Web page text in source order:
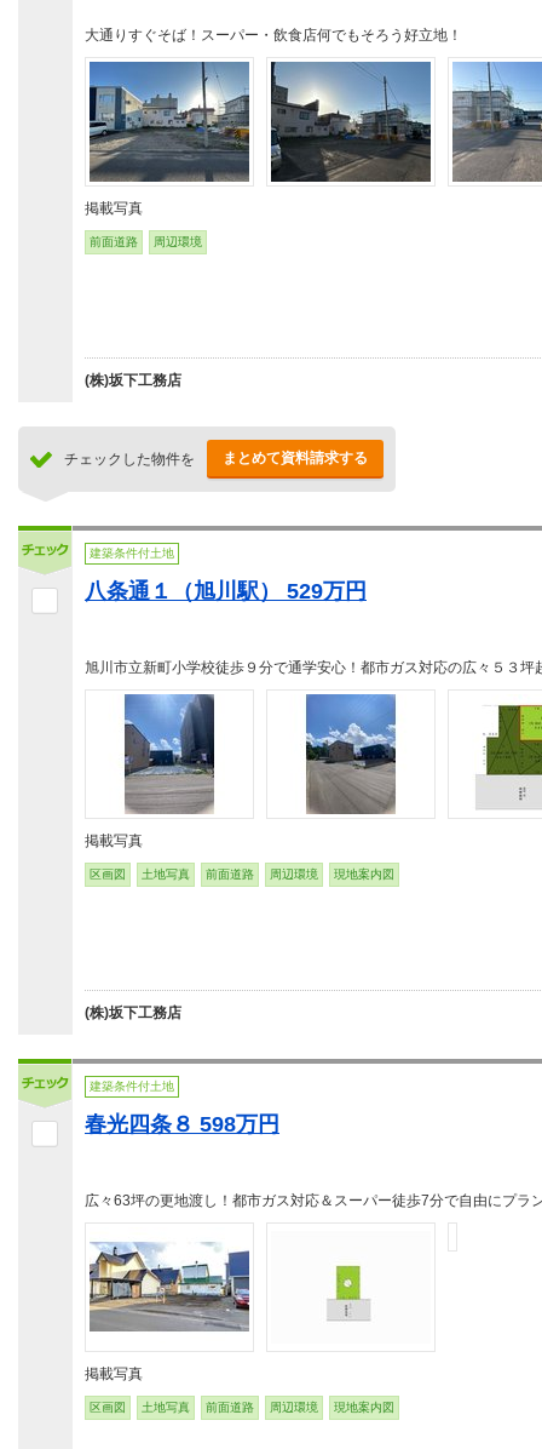
大通りすぐそば！スーパー・飲食店何でもそろう好立地！
掲載写真
前面道路 周辺環境
(株)坂下工務店
チェックした物件を まとめて資料請求する
建築条件付土地
八条通１（旭川駅） 529万円
旭川市立新町小学校徒歩９分で通学安心！都市ガス対応の広々５３
掲載写真
区画図 土地写真 前面道路 周辺環境 現地案内図
(株)坂下工務店
建築条件付土地
春光四条８ 598万円
広々63坪の更地渡し！都市ガス対応＆スーパー徒歩7分で自由にプラ
掲載写真
区画図 土地写真 前面道路 周辺環境 現地案内図